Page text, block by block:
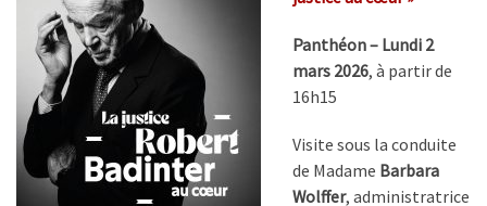
Panthéon – Lundi 2
mars 2026, à partir de
16h15
Visite sous la conduite
de Madame Barbara
Wolffer, administratrice